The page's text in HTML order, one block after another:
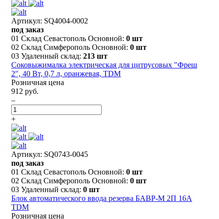
Артикул: SQ4004-0002
под заказ
01 Склад Севастополь Основной: 0 шт
02 Склад Симферополь Основной: 0 шт
03 Удаленный склад: 213 шт
Соковыжималка электрическая для цитрусовых "Фреш
2", 40 Вт, 0,7 л, оранжевая, TDM
Розничная цена
912 руб.
–
+
Артикул: SQ0743-0045
под заказ
01 Склад Севастополь Основной: 0 шт
02 Склад Симферополь Основной: 0 шт
03 Удаленный склад: 0 шт
Блок автоматического ввода резерва БАВР-М 2П 16А
TDM
Розничная цена